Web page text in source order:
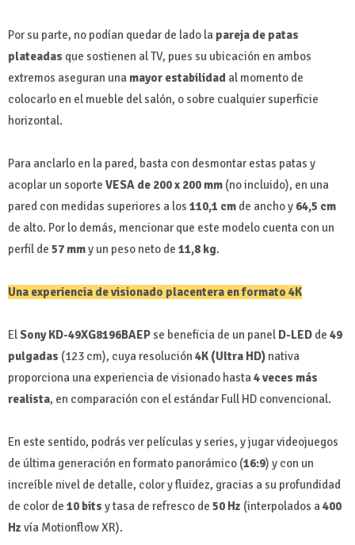
Por su parte, no podían quedar de lado la pareja de patas
plateadas que sostienen al TV, pues su ubicación en ambos
extremos aseguran una mayor estabilidad al momento de
colocarlo en el mueble del salón, o sobre cualquier superficie
horizontal.
Para anclarlo en la pared, basta con desmontar estas patas y
acoplar un soporte VESA de 200 x 200 mm (no incluido), en una
pared con medidas superiores a los 110,1 cm de ancho y 64,5 cm
de alto. Por lo demás, mencionar que este modelo cuenta con un
perfil de 57 mmy un peso neto de 11,8 kg.
Una experiencia de visionado placentera en formato 4K
ElSony KD-49XG8196BAEP se beneficia de un panel D-LED de 49
pulgadas (123 cm), cuya resolución 4K (Ultra HD) nativa
proporciona una experiencia de visionado hasta4 veces más
realista, en comparación con el estándar Full HD convencional.
En este sentido, podrás ver películas y series, y jugar videojuegos
de última generación en formato panorámico (16:9) y con un
increíble nivel de detalle, color y fluidez, gracias a su profundidad
de color de 10 bits y tasa de refresco de 50 Hz (interpolados a400
Hz vía Motionflow XR).